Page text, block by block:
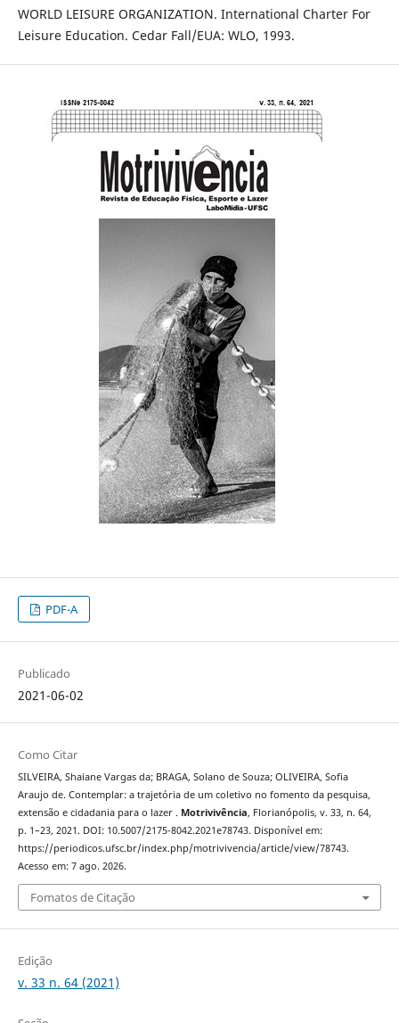
WORLD LEISURE ORGANIZATION. International Charter For
Leisure Education. Cedar Fall/EUA: WLO, 1993.
PDF-A
Publicado
2021-06-02
Como Citar
SILVEIRA, Shaiane Vargas da; BRAGA, Solano de Souza; OLIVEIRA, Sofia
Araujo de. Contemplar: a trajetória de um coletivo no fomento da pesquisa,
extensão e cidadania para o lazer . Motrivivência, Florianópolis, v. 33, n. 64,
p. 1–23, 2021. DOI: 10.5007/2175-8042.2021e78743. Disponível em:
https://periodicos.ufsc.br/index.php/motrivivencia/article/view/78743.
Acesso em: 7 ago. 2026.
Fomatos de Citação
Edição
v. 33 n. 64 (2021)